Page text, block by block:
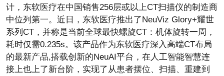
计，东软医疗在中国销售256层或以上CT扫描仪的制造商
中位列第一。近日，东软医疗推出了NeuViz Glory+耀世
系列CT，并称是当前全球最快螺旋CT：机体旋转一周，
耗时仅需0.235s。该产品作为东软医疗深入高端CT布局
的最新产品,搭载创新的NeuAI平台，在人工智能智慧连
接上也上了新台阶，实现了从患者摆位、扫描、重建到